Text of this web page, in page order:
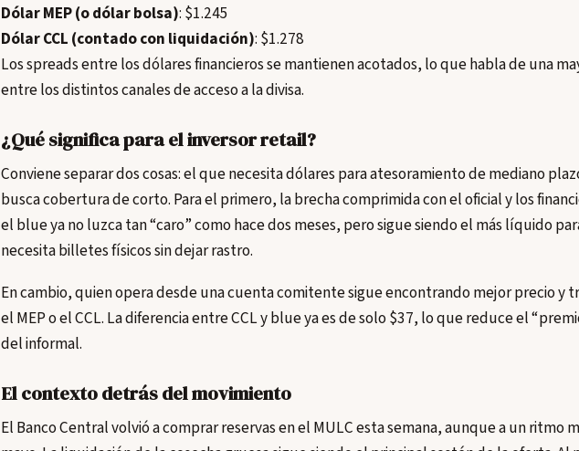
Dólar MEP (o dólar bolsa): $1.245
Dólar CCL (contado con liquidación): $1.278
Los spreads entre los dólares financieros se mantienen acotados, lo que habla de una
entre los distintos canales de acceso a la divisa.
¿Qué significa para el inversor retail?
Conviene separar dos cosas: el que necesita dólares para atesoramiento de mediano
busca cobertura de corto. Para el primero, la brecha comprimida con el oficial y los
el blue ya no luzca tan “caro” como hace dos meses, pero sigue siendo el más líquido
necesita billetes físicos sin dejar rastro.
En cambio, quien opera desde una cuenta comitente sigue encontrando mejor precio y
el MEP o el CCL. La diferencia entre CCL y blue ya es de solo $37, lo que reduce el
del informal.
El contexto detrás del movimiento
El Banco Central volvió a comprar reservas en el MULC esta semana, aunque a un ritmo